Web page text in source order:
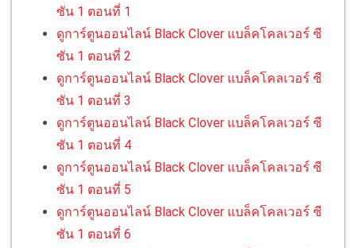
ซัน 1 ตอนที่ 1
ดูการ์ตูนออนไลน์ Black Clover แบล็คโคลเวอร์ ซี
ซัน 1 ตอนที่ 2
ดูการ์ตูนออนไลน์ Black Clover แบล็คโคลเวอร์ ซี
ซัน 1 ตอนที่ 3
ดูการ์ตูนออนไลน์ Black Clover แบล็คโคลเวอร์ ซี
ซัน 1 ตอนที่ 4
ดูการ์ตูนออนไลน์ Black Clover แบล็คโคลเวอร์ ซี
ซัน 1 ตอนที่ 5
ดูการ์ตูนออนไลน์ Black Clover แบล็คโคลเวอร์ ซี
ซัน 1 ตอนที่ 6